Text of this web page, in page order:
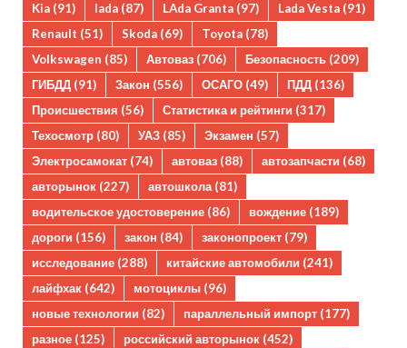
Kia (91) lada (87) LAda Granta (97) Lada Vesta (91)
Renault (51) Skoda (69) Toyota (78)
Volkswagen (85) Автоваз (706) Безопасность (209)
ГИБДД (91) Закон (556) ОСАГО (49) ПДД (136)
Происшествия (56) Статистика и рейтинги (317)
Техосмотр (80) УАЗ (85) Экзамен (57)
Электросамокат (74) автоваз (88) автозапчасти (68)
авторынок (227) автошкола(81)
водительское удостоверение (86) вождение (189)
дороги (156) закон (84) законопроект (79)
исследование (288) китайские автомобили (241)
лайфхак (642) мотоциклы (96)
новые технологии (82) параллельный импорт (177)
разное (125) российский авторынок (452)